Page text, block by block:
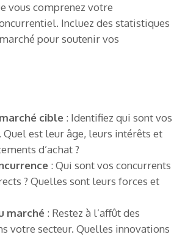
vous comprenez votre
Incluez des statistiques
pour soutenir vos
cible : Identifiez qui sont vos
Quel est leur âge, leurs intérêts et
d’achat ?
: Qui sont vos concurrents
? Quelles sont leurs forces et
marché : Restez à l’affût des
votre secteur. Quelles innovations